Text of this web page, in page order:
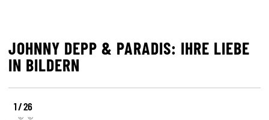
JOHNNY DEPP & PARADIS: IHRE LIEBE
IN BILDERN
1 / 26